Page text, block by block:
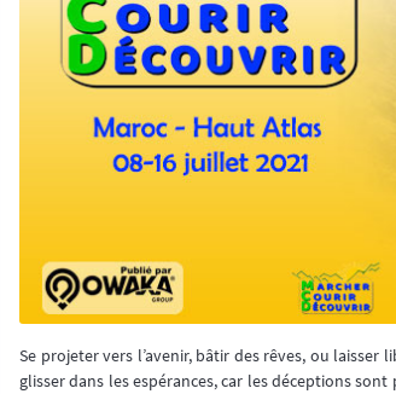
Se projeter vers l’avenir, bâtir des rêves, ou laisser
glisser dans les espérances, car les déceptions